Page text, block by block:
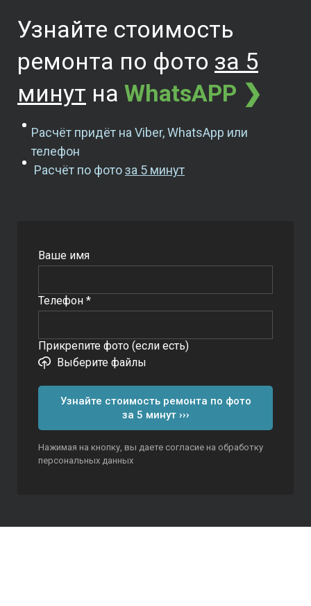
Узнайте стоимость
ремонта по фото за 5
минут на WhatsAPP ❯
Расчёт придёт на Viber, WhatsApp или
телефон
Расчёт по фотоза 5 минут
Ваше имя
Телефон *
Прикрепите фото (если есть)
Выберите файлы
Узнайте стоимость ремонта по фото
за 5 минут ›››
Нажимая на кнопку, вы даете согласие на обработку
персональных данных